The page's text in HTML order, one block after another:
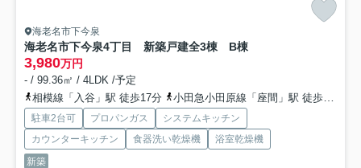
海老名市下今泉
海老名市下今泉4丁目 新築戸建全3棟 B棟
3,980万円
- / 99.36㎡ / 4LDK /予定
相模線「入谷」駅 徒歩17分
小田急小田原線「座間」駅 徒歩23分
駐車2台可 プロパンガス
システムキッチン
カウンターキッチン
食器洗い乾燥機
浴室乾燥機
新築